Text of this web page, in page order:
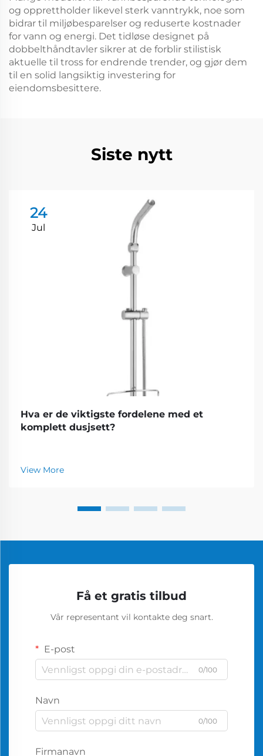
og opprettholder likevel sterk vanntrykk, noe som
bidrar til miljøbesparelser og reduserte kostnader
for vann og energi. Det tidløse designet på
dobbelthåndtavler sikrer at de forblir stilistisk
aktuelle til tross for endrende trender, og gjør dem
til en solid langsiktig investering for
eiendomsbesittere.
Siste nytt
24
Jul
Hva er de viktigste fordelene med et
komplett dusjsett?
View More
Få et gratis tilbud
Vår representant vil kontakte deg snart.
E-post
0/100
Navn
0/100
Firmanavn